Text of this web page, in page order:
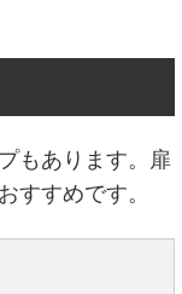
もあります。扉
すすめです。